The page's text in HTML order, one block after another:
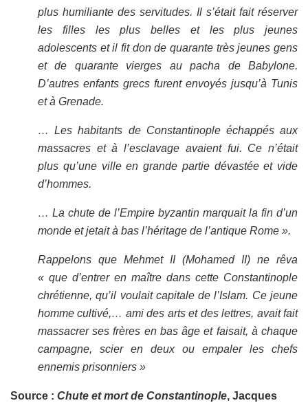
plus humiliante des servitudes. Il s’était fait réserver
les filles les plus belles et les plus jeunes
adolescents et il fit don de quarante très jeunes gens
et de quarante vierges au pacha de Babylone.
D’autres enfants grecs furent envoyés jusqu’à Tunis
et à Grenade.
… Les habitants de Constantinople échappés aux
massacres et à l’esclavage avaient fui. Ce n’était
plus qu’une ville en grande partie dévastée et vide
d’hommes.
… La chute de l’Empire byzantin marquait la fin d’un
monde et jetait à bas l’héritage de l’antique Rome ».
Rappelons que Mehmet II (Mohamed II) ne rêva
« que d’entrer en maître dans cette Constantinople
chrétienne, qu’il voulait capitale de l’Islam. Ce jeune
homme cultivé,… ami des arts et des lettres, avait fait
massacrer ses frères en bas âge et faisait, à chaque
campagne, scier en deux ou empaler les chefs
ennemis prisonniers »
Source : Chute et mort de Constantinople, Jacques